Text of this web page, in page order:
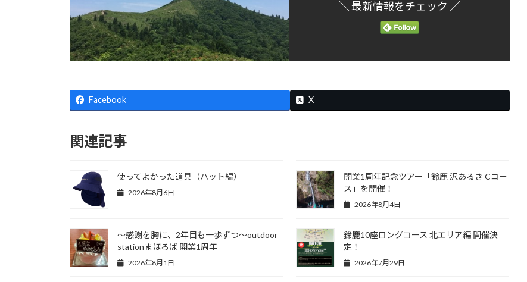
＼ 最新情報をチェック ／
Facebook X
関連記事
使ってよかった道具（ハット編）
2026年8月6日
開業1周年記念ツアー「鈴鹿 沢あるき Cコー
ス」を開催！
2026年8月4日
～感謝を胸に、2年目も一歩ずつ～outdoor
stationまほろば 開業1周年
2026年8月1日
鈴鹿10座ロングコース 北エリア編 開催決
定！
2026年7月29日